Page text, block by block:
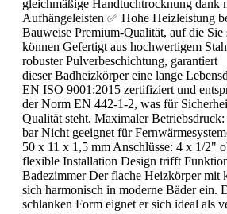
gleichmäßige Handtuchtrocknung dank
Aufhängeleisten ✅ Hohe Heizleistung
Bauweise Premium-Qualität, auf die Sie
können Gefertigt aus hochwertigem
robuster Pulverbeschichtung, garantiert
dieser Badheizkörper eine lange
EN ISO 9001:2015 zertifiziert und
der Norm EN 442-1-2, was für
Qualität steht. Maximaler
bar Nicht geeignet für
50 x 11 x 1,5 mm Anschlüsse: 4 x 1/2"
flexible Installation Design trifft
Badezimmer Der flache Heizkörper mit
sich harmonisch in moderne Bäder ein.
schlanken Form eignet er sich ideal als